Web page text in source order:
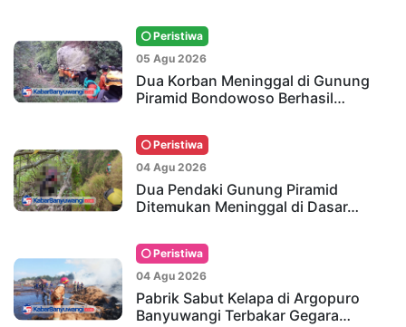
Peristiwa
05 Agu 2026
Dua Korban Meninggal di Gunung
Piramid Bondowoso Berhasil…
Peristiwa
04 Agu 2026
Dua Pendaki Gunung Piramid
Ditemukan Meninggal di Dasar…
Peristiwa
04 Agu 2026
Pabrik Sabut Kelapa di Argopuro
Banyuwangi Terbakar Gegara…